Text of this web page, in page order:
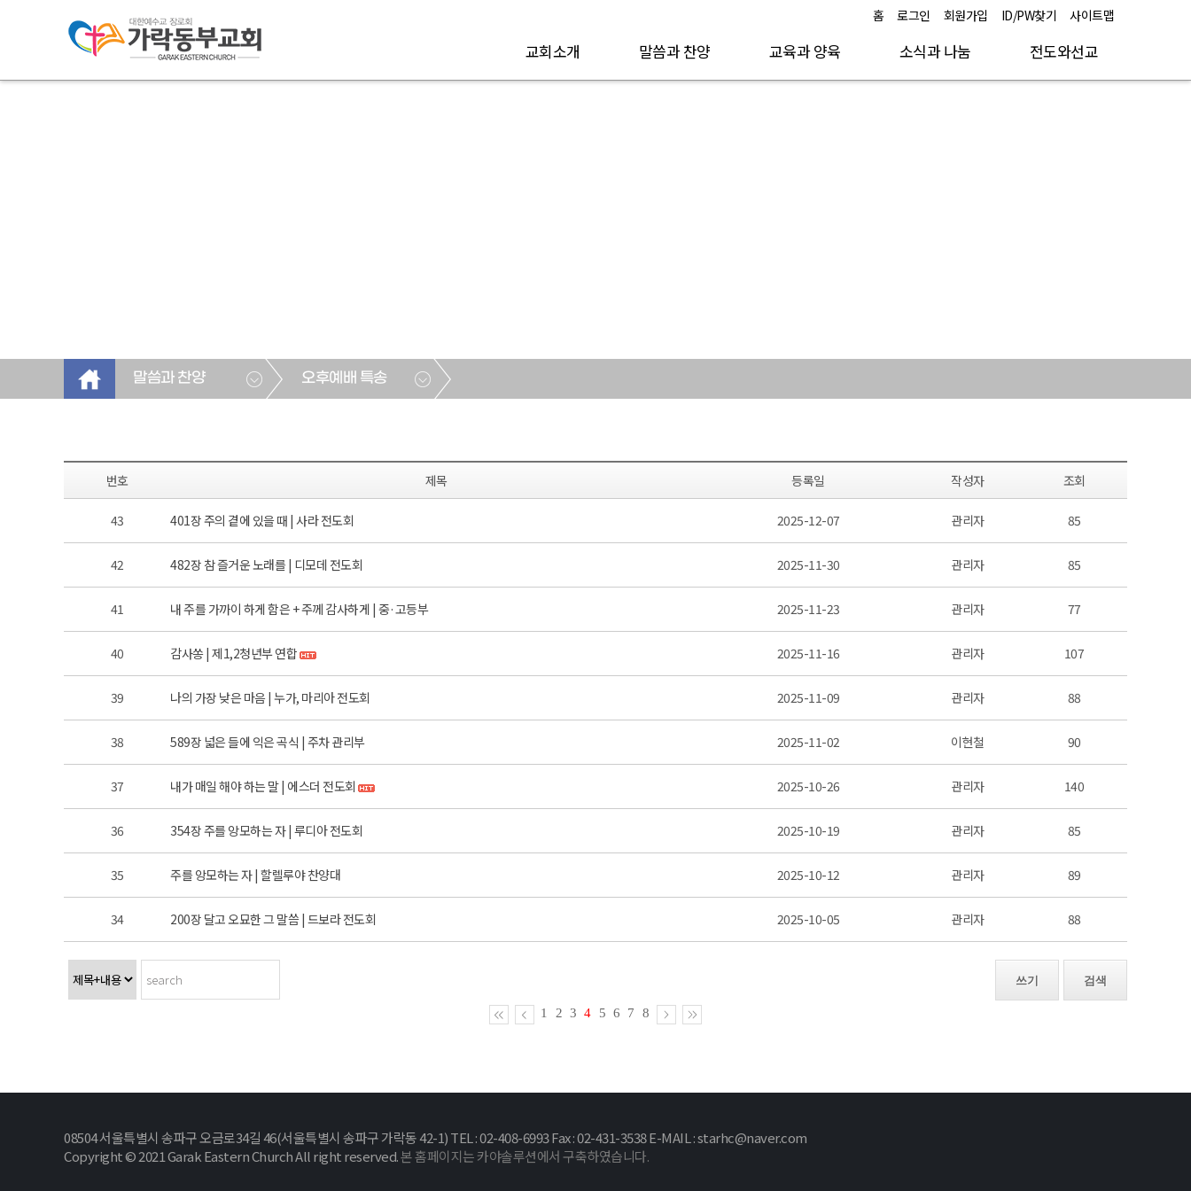
홈 로그인 회원가입 ID/PW찾기 사이트맵
교회소개 말씀과 찬양 교육과 양육 소식과 나눔 전도와선교
말씀과 찬양 오후예배 특송
번호 제목 등록일 작성자 조회
43 401장 주의 곁에 있을 때 | 사라 전도회 2025-12-07 관리자 85
42 482장 참 즐거운 노래를 | 디모데 전도회 2025-11-30 관리자 85
41 내 주를 가까이 하게 함은 + 주께 감사하게 | 중·고등부 2025-11-23 관리자 77
40 감사쏭 | 제1,2청년부 연합 2025-11-16 관리자 107
39 나의 가장 낮은 마음 | 누가, 마리아 전도회 2025-11-09 관리자 88
38 589장 넓은 들에 익은 곡식 | 주차 관리부 2025-11-02 이현철 90
37 내가 매일 해야 하는 말 | 에스더 전도회 2025-10-26 관리자 140
36 354장 주를 앙모하는 자 | 루디아 전도회 2025-10-19 관리자 85
35 주를 앙모하는 자 | 할렐루야 찬양대 2025-10-12 관리자 89
34 200장 달고 오묘한 그 말씀 | 드보라 전도회 2025-10-05 관리자 88
검색
쓰기
1 2 3 4 5 6 7 8
08504 서울특별시 송파구 오금로34길 46(서울특별시 송파구 가락동 42-1) TEL : 02-408-6993 Fax : 02-431-3538 E-MAIL : starhc@naver.com
Copyright © 2021 Garak Eastern Church All right reserved.본 홈페이지는 카야솔루션에서 구축하였습니다.